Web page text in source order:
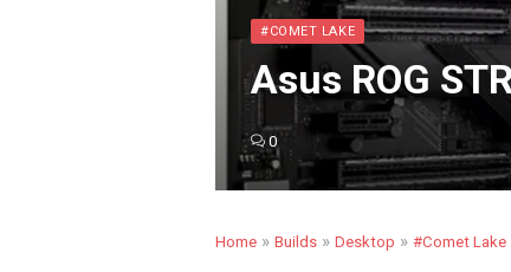
#COMET LAKE
Asus ROG
0
Home » Builds » Desktop » #Comet Lake